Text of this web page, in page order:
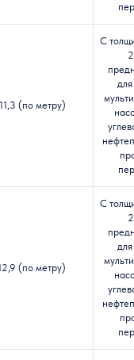
(по метру)
С
(по метру)
С